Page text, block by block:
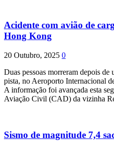
Acidente com avião de
Hong Kong
20 Outubro, 2025 0
Duas pessoas morreram depois de
pista, no Aeroporto Internacional
A informação foi avançada esta
Aviação Civil (CAD) da vizinha
Sismo de magnitude 7,4